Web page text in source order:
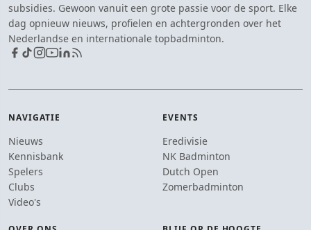
subsidies. Gewoon vanuit een grote passie voor de sport. Elke
dag opnieuw nieuws, profielen en achtergronden over het
Nederlandse en internationale topbadminton.
NAVIGATIE
Nieuws
Kennisbank
Spelers
Clubs
Video's
EVENTS
Eredivisie
NK Badminton
Dutch Open
Zomerbadminton